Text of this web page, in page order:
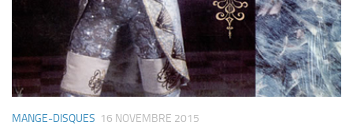
MANGE-DISQUES 16 NOVEMBRE 2015